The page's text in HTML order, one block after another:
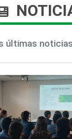
últimas